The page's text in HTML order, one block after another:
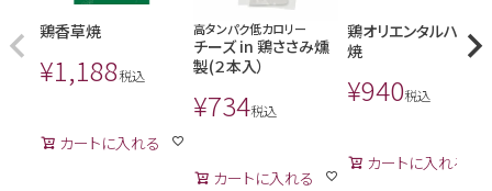
鶏香草焼
¥1,188税込
カートに入れる
高タンパク低カロリー
チーズ in 鶏ささみ燻
製(２本入）
¥734税込
カートに入れる
鶏オリエンタルハーブ
焼
¥940税込
カートに入れる